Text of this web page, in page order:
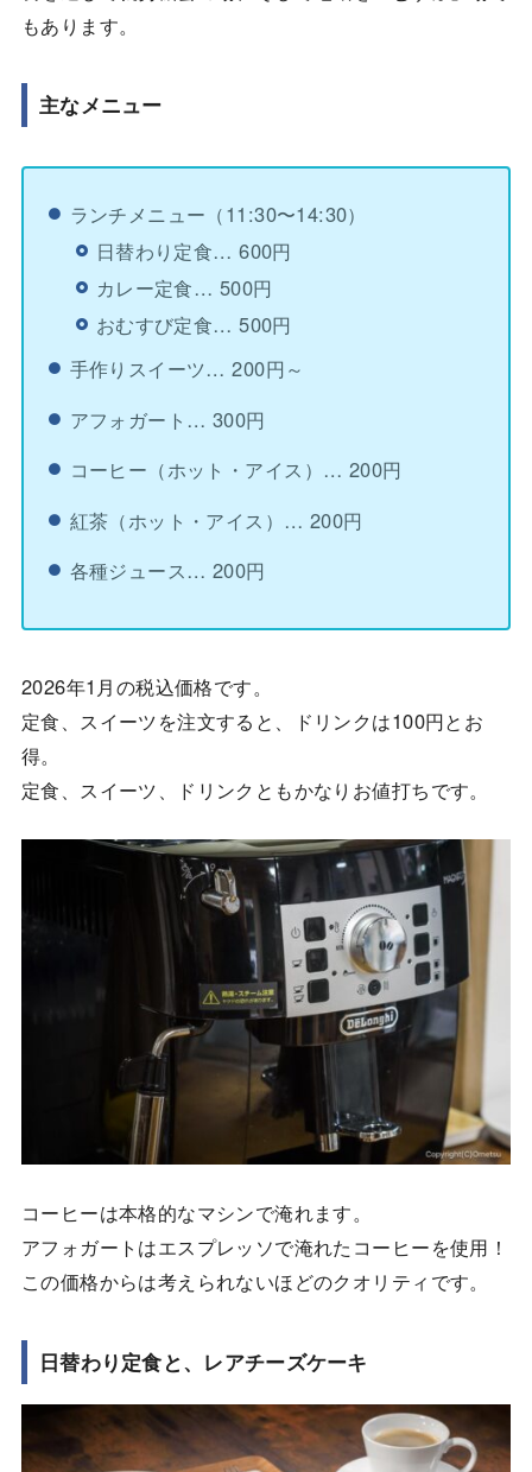
もあります。
主なメニュー
ランチメニュー（11:30〜14:30）
日替わり定食… 600円
カレー定食… 500円
おむすび定食… 500円
手作りスイーツ… 200円～
アフォガート… 300円
コーヒー（ホット・アイス）… 200円
紅茶（ホット・アイス）… 200円
各種ジュース… 200円
2026年1月の税込価格です。
定食、スイーツを注文すると、ドリンクは100円とお
得。
定食、スイーツ、ドリンクともかなりお値打ちです。
コーヒーは本格的なマシンで淹れます。
アフォガートはエスプレッソで淹れたコーヒーを使用！
この価格からは考えられないほどのクオリティです。
日替わり定食と、レアチーズケーキ